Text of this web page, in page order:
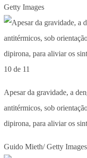
Getty Images
10 de 11
Apesar da gravidade, a
antitérmicos, sob
dipirona, para aliviar os
Guido Mieth/ Getty Images